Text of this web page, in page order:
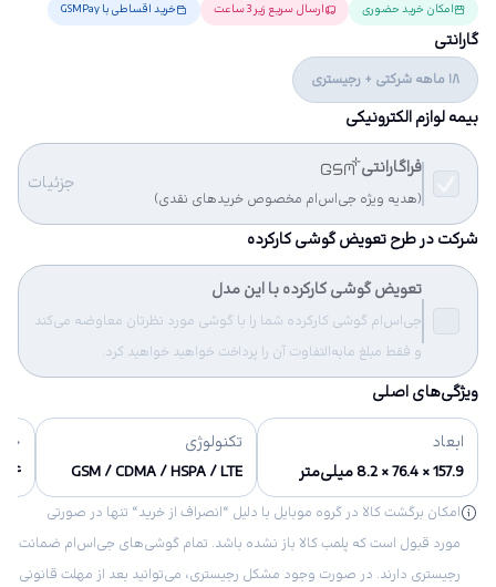
امکان خرید حضوری ارسال سریع زیر 3 ساعت خرید اقساطی با GSMPay
گارانتی
18 ماهه شرکتی + رجیستری
بیمه لوازم الکترونیکی
فراگارانتی
(هدیه ویژه جی‌اس‌ام مخصوص خریدهای نقدی)
جزئیات
شرکت در طرح تعویض گوشی کارکرده
تعویض گوشی کارکرده با این مدل
جی‌اس‌ام گوشی کارکرده شما را با گوشی مورد نظرتان معاوضه می‌کند
و فقط مبلغ مابه‌التفاوت آن را پرداخت خواهید خواهید کرد.
ویژگی‌های اصلی
ابعاد
157.9 × 76.4 × 8.2 میلی‌متر
تکنولوژی
GSM / CDMA / HSPA / LTE
۳۲/۶۴
امکان برگشت کالا در گروه موبایل با دلیل “انصراف از خرید“ تنها در صورتی
مورد قبول است که پلمب کالا باز نشده باشد. تمام گوشی‌های جی‌اس‌ام ضمانت
رجیستری دارند. در صورت وجود مشکل رجیستری، می‌توانید بعد از مهلت قانونی